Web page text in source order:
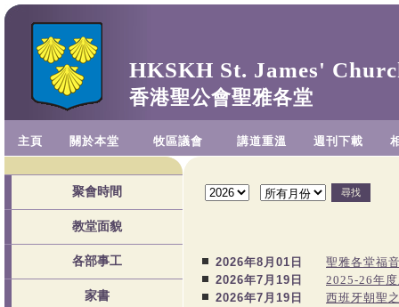
HKSKH St. James'
香港聖公會聖雅各堂
主頁 關於本堂 牧區議會 講道重溫 週刊下載
聚會時間
教堂面貌
各部事工
家書
2026年8月01日
聖雅各堂福
2026年7月19日
2025-26年
2026年7月19日
西班牙朝聖